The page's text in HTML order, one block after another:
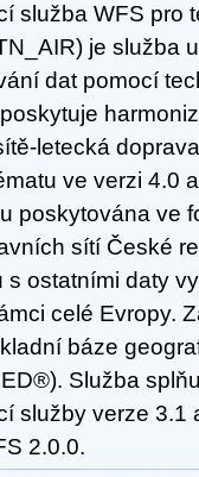
služba WFS pro
je služba
dat pomocí
letecká
ve verzi 4.0
poskytována ve
sítí České
s ostatními daty
celé Evropy.
báze
Služba
služby verze 3.1
2.0.0.